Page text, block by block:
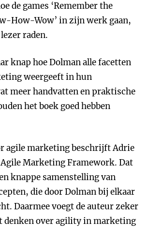
de games ‘Remember the
How-Wow’ in zijn werk gaan,
raden.
knap hoe Dolman alle facetten
weergeeft in hun
meer handvatten en praktische
het boek goed hebben
agile marketing beschrijft Adrie
Marketing Framework. Dat
knappe samenstelling van
die door Dolman bij elkaar
Daarmee voegt de auteur zeker
denken over agility in marketing